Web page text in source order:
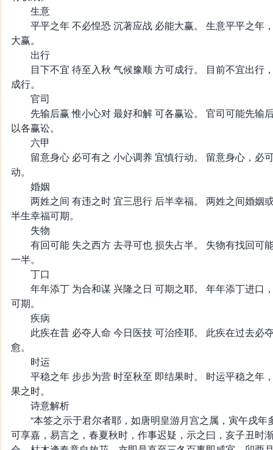
生意
平平之年 不必惶恐 沉著应战 必能大赢。 生意平平之年
大赢。
出行
目下不宜 待至入秋 气候豫顺 方可成行。 目前不宜出行
成行。
官司
先输后赢 惟小心对 最好和解 可各赢讼。 官司可能先输
以各赢讼。
六甲
留意身心 必可有之 小心调养 宜慎行动。 留意身心，必
动。
婚姻
两姓之间 有违之时 宜三思行 后半幸福。 两姓之间婚姻
半生幸福可期。
失物
有回可能 失之西方 去寻可也 损失占半。 失物有找回可
一半。
丁口
年年添丁 为合和谋 兴隆之日 可期之耶。 年年添丁进口
可期。
疾病
此疾在昔 必夺人命 今日医技 可治痊耶。 此疾在过去必
愈。
时运
平稳之年 步步为营 时至秋至 即结果时。 时运平稳之年
果之时。
诗意解析
“本签之示于君尔者耶，如唐明皇游月宫之属，寅午戌年
可享嘉，易言之，春夏秋时，作事迟疑，示之曰，亥子丑时